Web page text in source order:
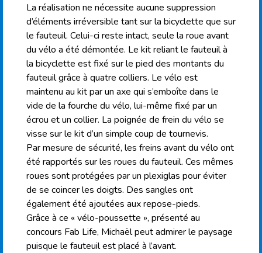
La réalisation ne nécessite aucune suppression
d’éléments irréversible tant sur la bicyclette que sur
le fauteuil. Celui-ci reste intact, seule la roue avant
du vélo a été démontée. Le kit reliant le fauteuil à
la bicyclette est fixé sur le pied des montants du
fauteuil grâce à quatre colliers. Le vélo est
maintenu au kit par un axe qui s’emboîte dans le
vide de la fourche du vélo, lui-même fixé par un
écrou et un collier. La poignée de frein du vélo se
visse sur le kit d’un simple coup de tournevis.
Par mesure de sécurité, les freins avant du vélo ont
été rapportés sur les roues du fauteuil. Ces mêmes
roues sont protégées par un plexiglas pour éviter
de se coincer les doigts. Des sangles ont
également été ajoutées aux repose-pieds.
Grâce à ce « vélo-poussette », présenté au
concours Fab Life, Michaël peut admirer le paysage
puisque le fauteuil est placé à l’avant.